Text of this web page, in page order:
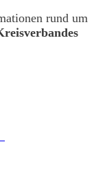
rund um